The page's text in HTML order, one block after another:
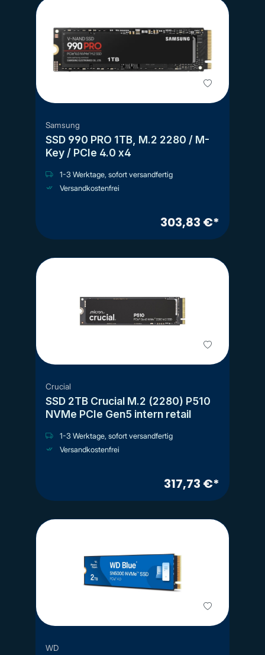
Samsung
SSD 990 PRO 1TB, M.2 2280 / M-
Key / PCIe 4.0 x4
1-3 Werktage, sofort versandfertig
Versandkostenfrei
303,83 €*
Crucial
SSD 2TB Crucial M.2 (2280) P510
NVMe PCIe Gen5 intern retail
1-3 Werktage, sofort versandfertig
Versandkostenfrei
317,73 €*
WD